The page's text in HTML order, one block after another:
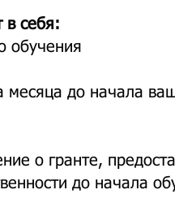
в себя:
обучения
месяца до начала
о гранте,
до начала